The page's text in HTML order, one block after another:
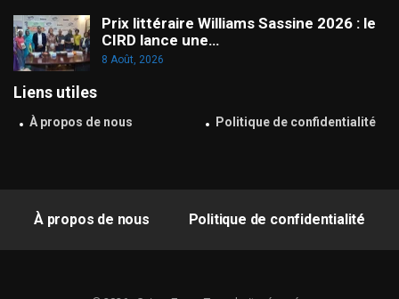
Prix littéraire Williams Sassine 2026 : le
CIRD lance une…
8 Août, 2026
Liens utiles
À propos de nous Politique de confidentialité
À propos de nous Politique de confidentialité